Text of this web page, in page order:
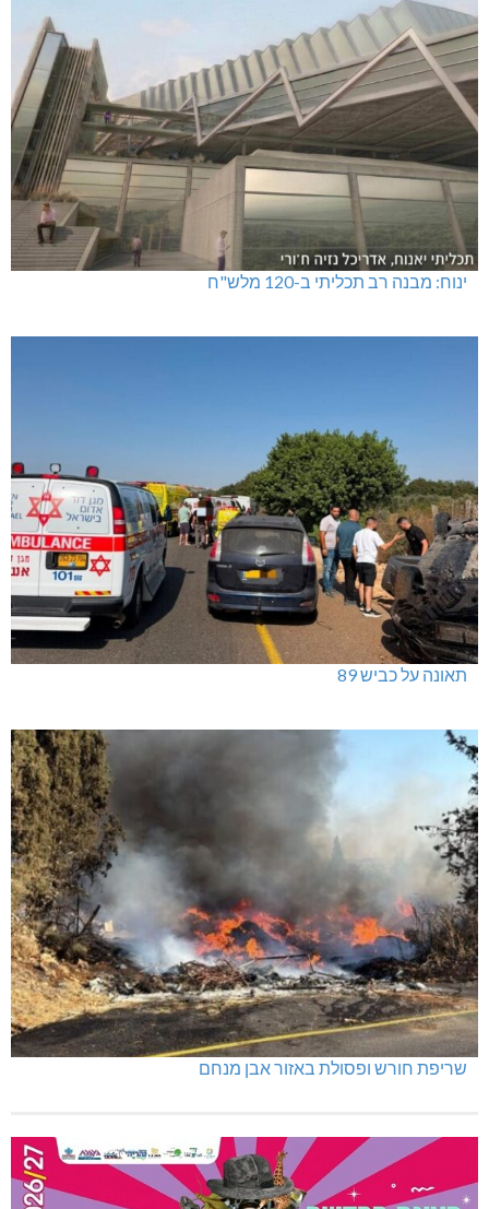
ינוח: מבנה רב תכליתי ב-120 מלש"ח
תאונה על כביש 89
שריפת חורש ופסולת באזור אבן מנחם